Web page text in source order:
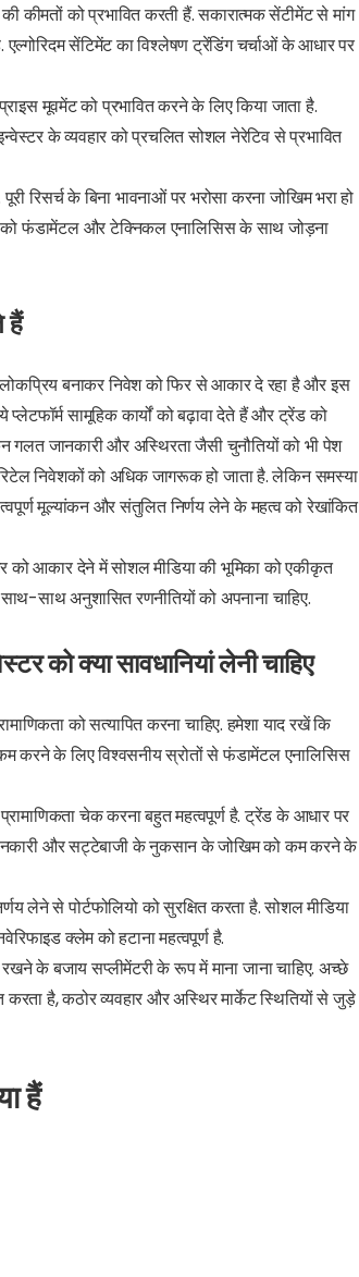
कीमतों को प्रभावित करती हैं. सकारात्मक सेंटीमेंट से मांग
एल्गोरिदम सेंटिमेंट का विश्लेषण ट्रेंडिंग चर्चाओं के आधार पर
मूवमेंट को प्रभावित करने के लिए किया जाता है.
के व्यवहार को प्रचलित सोशल नेरेटिव से प्रभावित
रिसर्च के बिना भावनाओं पर भरोसा करना जोखिम भरा हो
फंडामेंटल और टेक्निकल एनालिसिस के साथ जोड़ना
हैं
बनाकर निवेश को फिर से आकार दे रहा है और इस
प्लेटफॉर्म सामूहिक कार्यों को बढ़ावा देते हैं और ट्रेंड को
गलत जानकारी और अस्थिरता जैसी चुनौतियों को भी पेश
निवेशकों को अधिक जागरूक हो जाता है. लेकिन समस्या
मूल्यांकन और संतुलित निर्णय लेने के महत्व को रेखांकित
को आकार देने में सोशल मीडिया की भूमिका को एकीकृत
साथ अनुशासित रणनीतियों को अपनाना चाहिए.
को क्या सावधानियां लेनी चाहिए
को सत्यापित करना चाहिए. हमेशा याद रखें कि
करने के लिए विश्वसनीय स्रोतों से फंडामेंटल एनालिसिस
चेक करना बहुत महत्वपूर्ण है. ट्रेंड के आधार पर
और सट्टेबाजी के नुकसान के जोखिम को कम करने के
लेने से पोर्टफोलियो को सुरक्षित करता है. सोशल मीडिया
क्लेम को हटाना महत्वपूर्ण है.
के बजाय सप्लीमेंटरी के रूप में माना जाना चाहिए. अच्छे
है, कठोर व्यवहार और अस्थिर मार्केट स्थितियों से जुड़े
हैं